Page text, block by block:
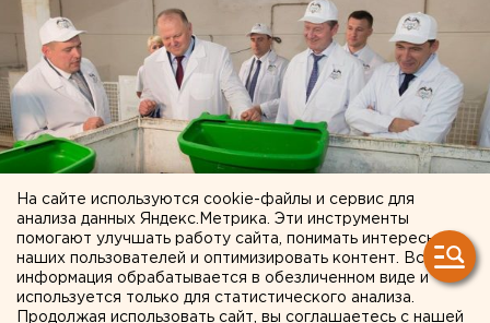
На сайте используются cookie-файлы и сервис для
анализа данных Яндекс.Метрика. Эти инструменты
помогают улучшать работу сайта, понимать интересы
наших пользователей и оптимизировать контент. Вся
информация обрабатывается в обезличенном виде и
используется только для статистического анализа.
Продолжая использовать сайт, вы соглашаетесь с нашей